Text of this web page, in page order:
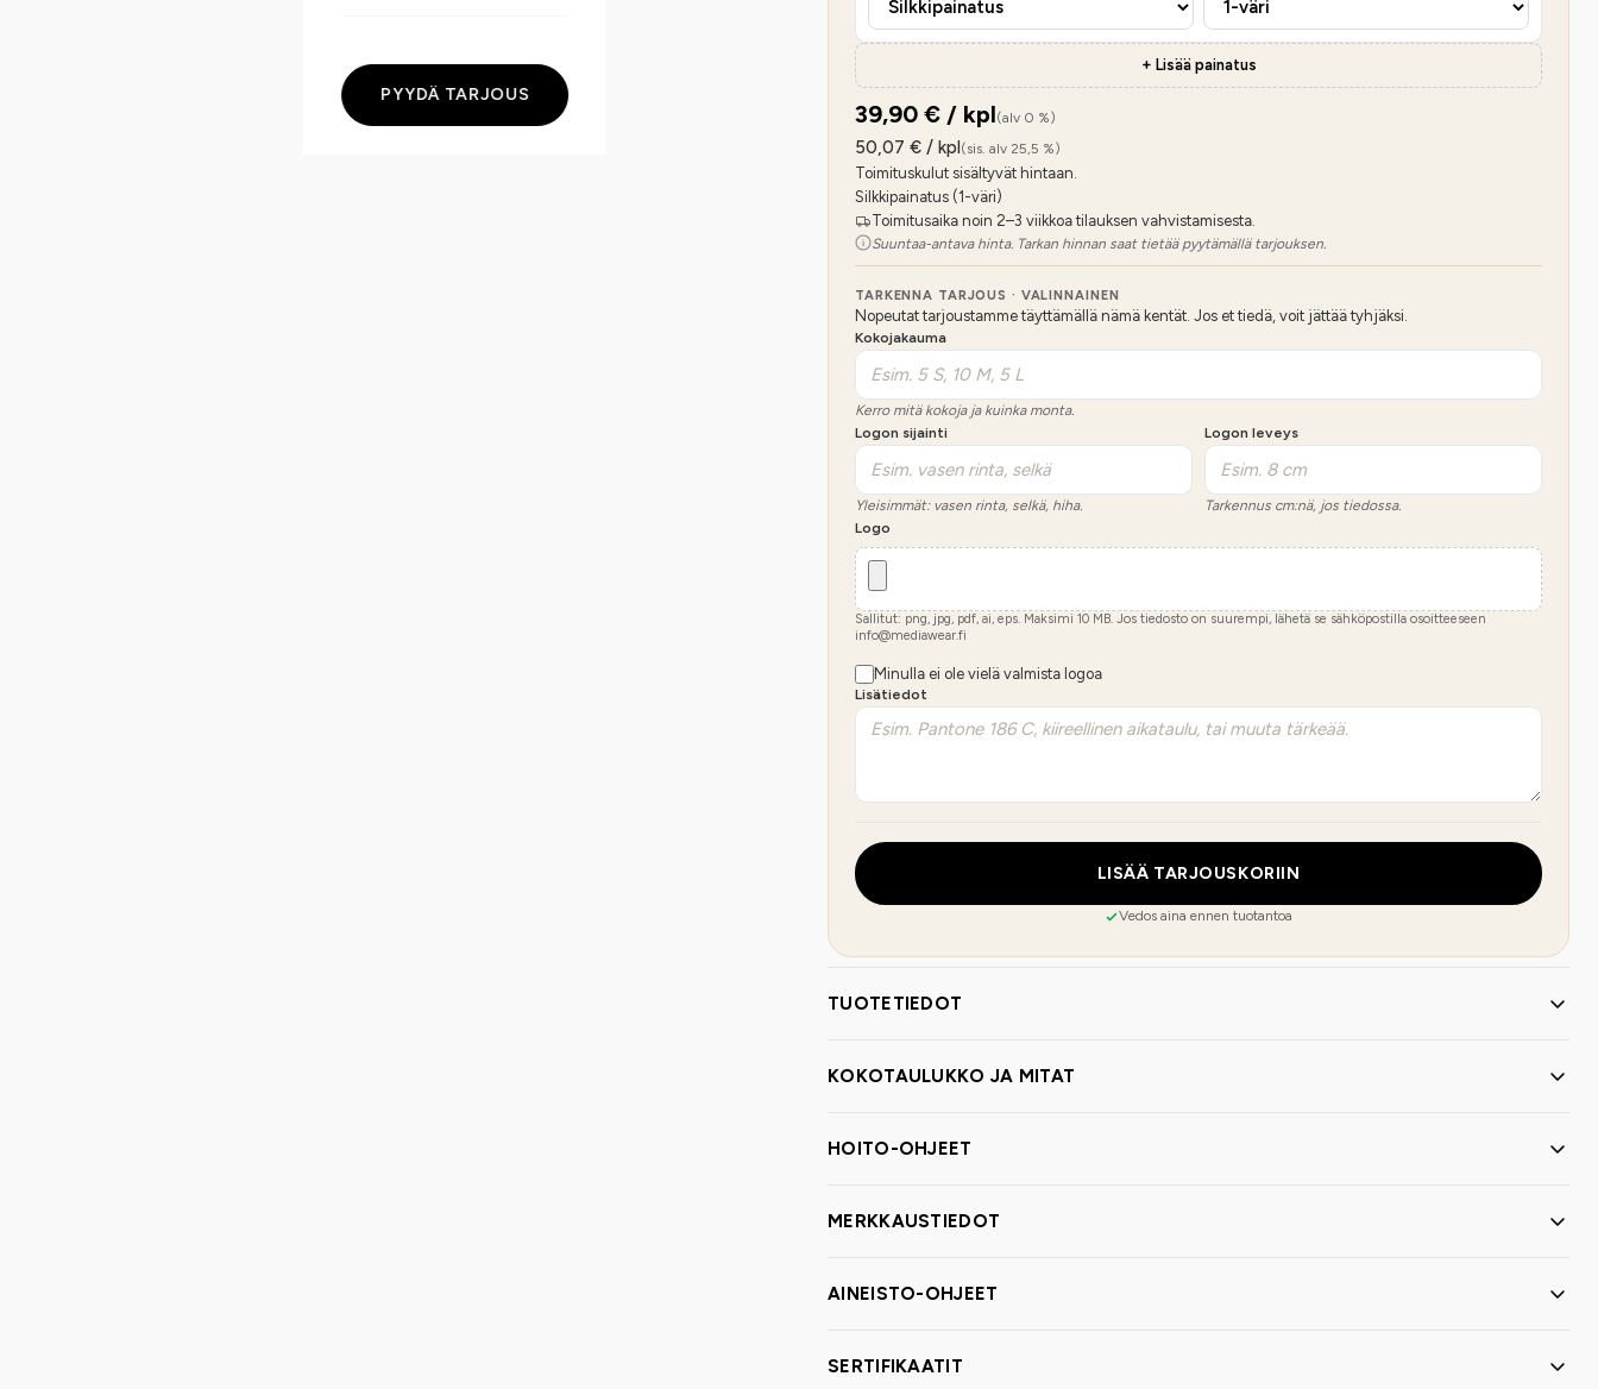
PYYDÄ TARJOUS
+ Lisää painatus
39,90 € / kpl(alv 0 %)
50,07 € / kpl(sis. alv 25,5 %)
Toimituskulut sisältyvät hintaan.
Silkkipainatus (1-väri)
Toimitusaika noin 2–3 viikkoa tilauksen vahvistamisesta.
Suuntaa-antava hinta. Tarkan hinnan saat tietää pyytämällä tarjouksen.
TARKENNA TARJOUS · VALINNAINEN
Nopeutat tarjoustamme täyttämällä nämä kentät. Jos et tiedä, voit jättää tyhjäksi.
Kokojakauma
Kerro mitä kokoja ja kuinka monta.
Logon sijainti
Yleisimmät: vasen rinta, selkä, hiha.
Logon leveys
Tarkennus cm:nä, jos tiedossa.
Logo
Sallitut: png, jpg, pdf, ai, eps. Maksimi 10 MB. Jos tiedosto on suurempi, lähetä se sähköpostilla osoitteeseen
info@mediawear.fi
Minulla ei ole vielä valmista logoa
Lisätiedot
LISÄÄ TARJOUSKORIIN
Vedos aina ennen tuotantoa
TUOTETIEDOT
KOKOTAULUKKO JA MITAT
HOITO-OHJEET
MERKKAUSTIEDOT
AINEISTO-OHJEET
SERTIFIKAATIT